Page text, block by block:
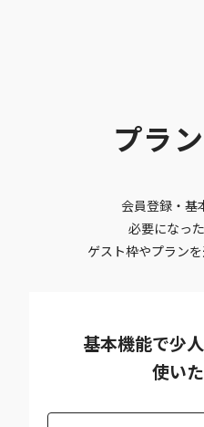
プラ
会員登録・基
必要になっ
ゲスト枠やプランを
基本機能で少
使い